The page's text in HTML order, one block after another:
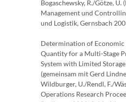
Bogaschewsky, R./Götze, U.
Management und
und Logistik, Gernsbach
Determination of
Quantity for a Multi-Stage
System with Limited
(gemeinsam mit Gerd
Wildburger, U./Rendl, F./
Operations Research